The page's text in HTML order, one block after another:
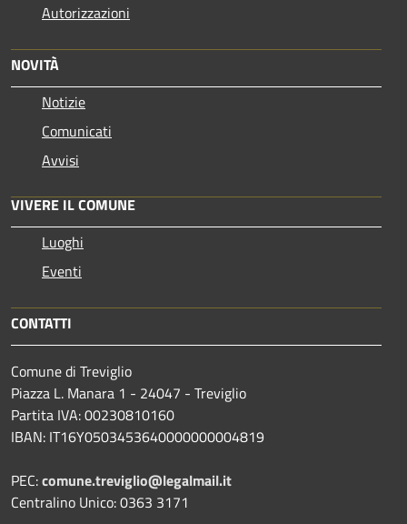
Autorizzazioni
NOVITÀ
Notizie
Comunicati
Avvisi
VIVERE IL COMUNE
Luoghi
Eventi
CONTATTI
Comune di Treviglio
Piazza L. Manara 1 - 24047 - Treviglio
Partita IVA: 00230810160
IBAN: IT16Y0503453640000000004819
PEC:comune.treviglio@legalmail.it
Centralino Unico: 0363 3171